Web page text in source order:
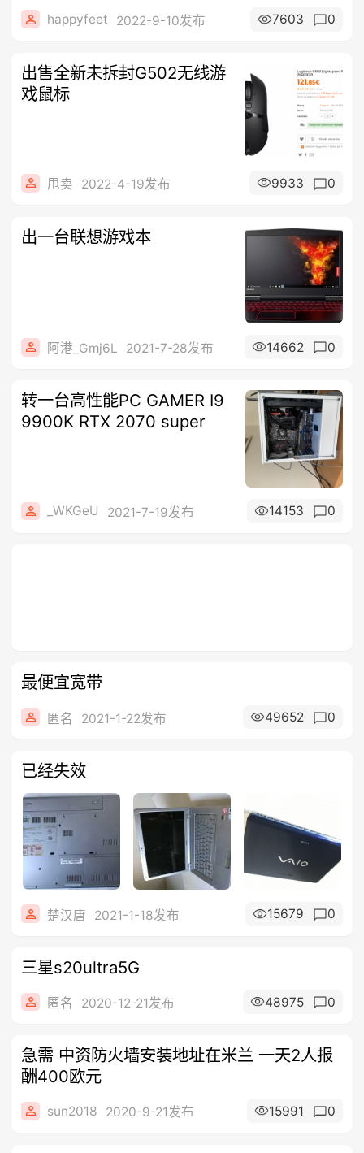
happyfeet 2022-9-10发布 7603 0
出售全新未拆封G502无线游
戏鼠标
甩卖 2022-4-19发布 9933 0
出一台联想游戏本
阿港_Gmj6L 2021-7-28发布 14662 0
转一台高性能PC GAMER I9
9900K RTX 2070 super
_WKGeU 2021-7-19发布 14153 0
最便宜宽带
匿名 2021-1-22发布 49652 0
已经失效
楚汉唐 2021-1-18发布 15679 0
三星s20ultra5G
匿名 2020-12-21发布 48975 0
急需 中资防火墙安装地址在米兰 一天2人报
酬400欧元
sun2018 2020-9-21发布 15991 0